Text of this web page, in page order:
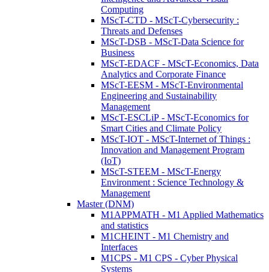
Computing
MScT-CTD - MScT-Cybersecurity :
Threats and Defenses
MScT-DSB - MScT-Data Science for
Business
MScT-EDACF - MScT-Economics, Data
Analytics and Corporate Finance
MScT-EESM - MScT-Environmental
Engineering and Sustainability
Management
MScT-ESCLiP - MScT-Economics for
Smart Cities and Climate Policy
MScT-IOT - MScT-Internet of Things :
Innovation and Management Program
(IoT)
MScT-STEEM - MScT-Energy
Environment : Science Technology &
Management
Master (DNM)
M1APPMATH - M1 Applied Mathematics
and statistics
M1CHEINT - M1 Chemistry and
Interfaces
M1CPS - M1 CPS - Cyber Physical
Systems